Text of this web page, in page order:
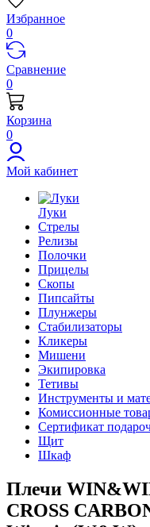
Избранное
0
Сравнение
0
Корзина
0
Мой кабинет
Луки
Стрелы
Релизы
Полочки
Прицелы
Скопы
Пипсайты
Плунжеры
Стабилизаторы
Кликеры
Мишени
Экипировка
Тетивы
Инструменты и
Комиссионные
Сертификат
Щит
Шкаф
Плечи
CROSS